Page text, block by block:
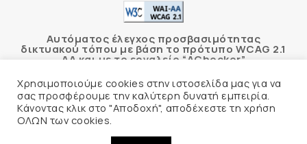
Αυτόματος έλεγχος προσβασιμότητας
δικτυακού τόπου με βάση το πρότυπο WCAG 2.1
AA και με το εργαλείο “AChecker”
Δήλωση Προσβασιμότητας
© 2026 Δήμος Λευκάδας –
Προσωπικών Δεδομένων
Χρησιμοποιούμε cookies στην ιστοσελίδα μας για να
σας προσφέρουμε την καλύτερη δυνατή εμπειρία.
Κάνοντας κλικ στο "Αποδοχή", αποδέχεστε τη χρήση
ΟΛΩΝ των cookies.